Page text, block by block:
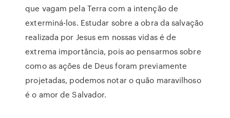
que vagam pela Terra com a intenção de
exterminá-los. Estudar sobre a obra da salvação
realizada por Jesus em nossas vidas é de
extrema importância, pois ao pensarmos sobre
como as ações de Deus foram previamente
projetadas, podemos notar o quão maravilhoso
é o amor de Salvador.